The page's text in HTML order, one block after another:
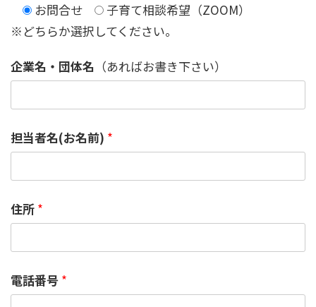
お問合せ
子育て相談希望（ZOOM）
※どちらか選択してください。
企業名・団体名 （あればお書き下さい）
担当者名(お名前) *
住所 *
電話番号 *